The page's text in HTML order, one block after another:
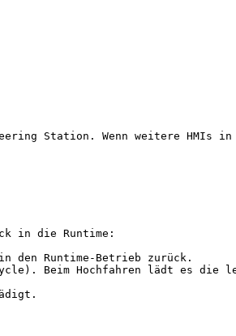
Station. Wenn weitere HMIs in
in die Runtime:
den Runtime-Betrieb zurück.
Beim Hochfahren lädt es die